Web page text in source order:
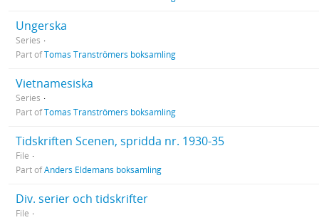
Ungerska
Series
Part ofTomas Tranströmers boksamling
Vietnamesiska
Series
Part ofTomas Tranströmers boksamling
Tidskriften Scenen, spridda nr. 1930-35
File
Part ofAnders Eldemans boksamling
Div. serier och tidskrifter
File